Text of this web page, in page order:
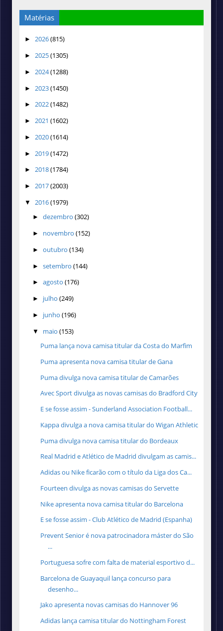
Matérias
► 2026(815)
► 2025(1305)
► 2024(1288)
► 2023(1450)
► 2022(1482)
► 2021 (1602)
► 2020(1614)
► 2019(1472)
► 2018(1784)
► 2017(2003)
▼ 2016(1979)
► dezembro (302)
► novembro (152)
► outubro (134)
► setembro (144)
► agosto (176)
► julho (249)
► junho (196)
▼ maio (153)
Puma lança nova camisa titular da Costa do Marfim
Puma apresenta nova camisa titular de Gana
Puma divulga nova camisa titular de Camarões
Avec Sport divulga as novas camisas do Bradford City
E se fosse assim - Sunderland Association Football...
Kappa divulga a nova camisa titular do Wigan Athletic
Puma divulga nova camisa titular do Bordeaux
Real Madrid e Atlético de Madrid divulgam as camis...
Adidas ou Nike ficarão com o título da Liga dos Ca...
Fourteen divulga as novas camisas do Servette
Nike apresenta nova camisa titular do Barcelona
E se fosse assim - Club Atlético de Madrid (Espanha)
Prevent Senior é nova patrocinadora máster do São
...
Portuguesa sofre com falta de material esportivo d...
Barcelona de Guayaquil lança concurso para
desenho...
Jako apresenta novas camisas do Hannover 96
Adidas lança camisa titular do Nottingham Forest